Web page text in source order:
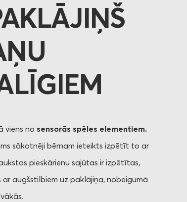
viens no sensorās spēles elementiem.
sākotnēji bērnam ieteikts izpētīt to ar
pieskārienu sajūtas ir izpētītas,
augšstilbiem uz paklājiņa, nobeigumā